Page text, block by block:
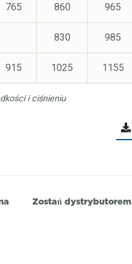
765
915
860
830
1025
965
985
1155
i ciśnieniu
Zostań dystrybutorem